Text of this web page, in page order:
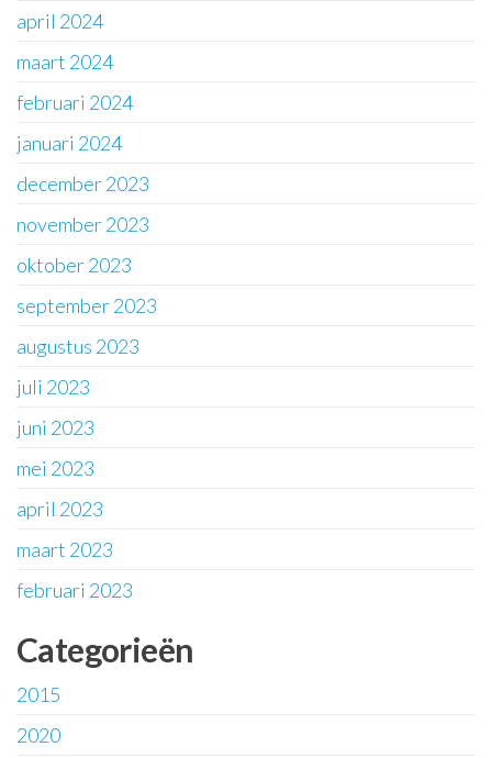
april 2024
maart 2024
februari 2024
januari 2024
december 2023
november 2023
oktober 2023
september 2023
augustus 2023
juli 2023
juni 2023
mei 2023
april 2023
maart 2023
februari 2023
Categorieën
2015
2020